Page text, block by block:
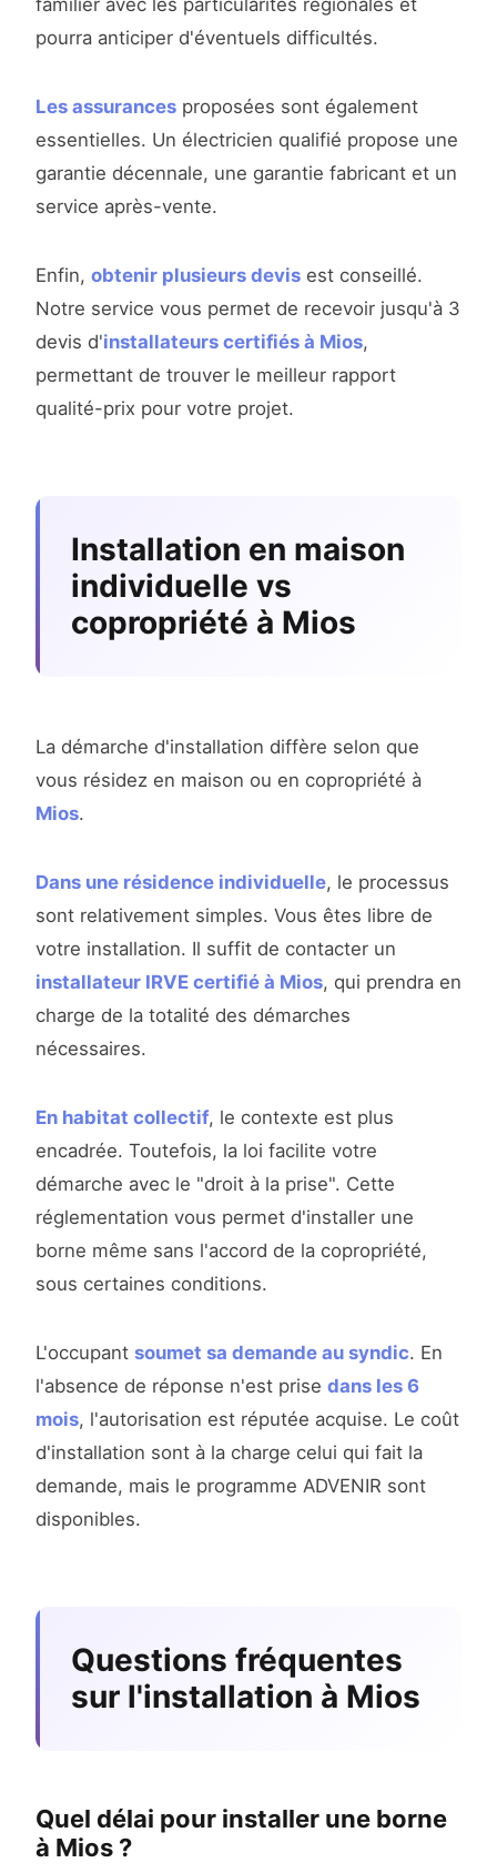
familier avec les particularités régionales et
pourra anticiper d'éventuels difficultés.
Les assurances proposées sont également
essentielles. Un électricien qualifié propose une
garantie décennale, une garantie fabricant et un
service après-vente.
Enfin, obtenir plusieurs devis est conseillé.
Notre service vous permet de recevoir jusqu'à 3
devis d'installateurs certifiés à Mios,
permettant de trouver le meilleur rapport
qualité-prix pour votre projet.
Installation en maison
individuelle vs
copropriété à Mios
La démarche d'installation diffère selon que
vous résidez en maison ou en copropriété à
Mios.
Dans une résidence individuelle, le processus
sont relativement simples. Vous êtes libre de
votre installation. Il suffit de contacter un
installateur IRVE certifié à Mios, qui prendra en
charge de la totalité des démarches
nécessaires.
En habitat collectif, le contexte est plus
encadrée. Toutefois, la loi facilite votre
démarche avec le "droit à la prise". Cette
réglementation vous permet d'installer une
borne même sans l'accord de la copropriété,
sous certaines conditions.
L'occupant soumet sa demande au syndic. En
l'absence de réponse n'est prise dans les 6
mois, l'autorisation est réputée acquise. Le coût
d'installation sont à la charge celui qui fait la
demande, mais le programme ADVENIR sont
disponibles.
Questions fréquentes
sur l'installation à Mios
Quel délai pour installer une borne
à Mios ?